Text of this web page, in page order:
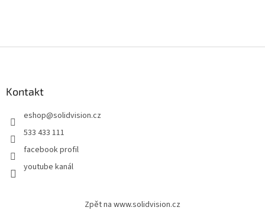
Kontakt
eshop@solidvision.cz
533 433 111
facebook profil
youtube kanál
Zpět na www.solidvision.cz